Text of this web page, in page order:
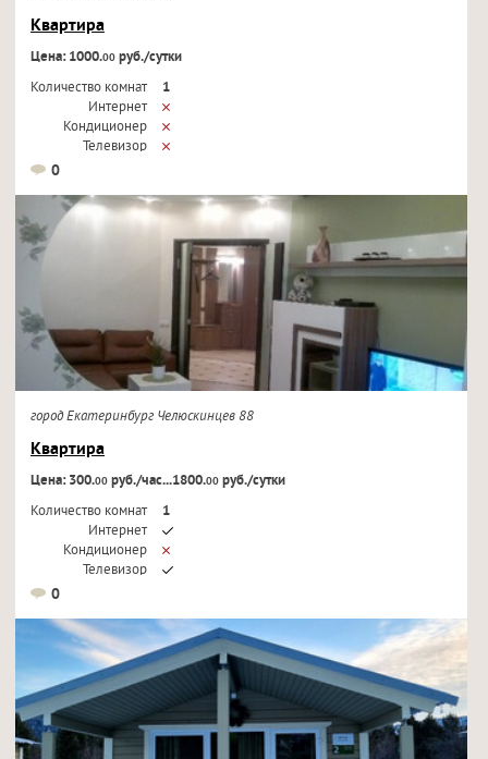
Квартира
Цена: 1000.00руб./сутки
Количество комнат
1
Интернет
Кондиционер
Телевизор
0
город Екатеринбург Челюскинцев 88
Квартира
Цена: 300.00руб./час...1800.00руб./сутки
Количество комнат
1
Интернет
Кондиционер
Телевизор
0